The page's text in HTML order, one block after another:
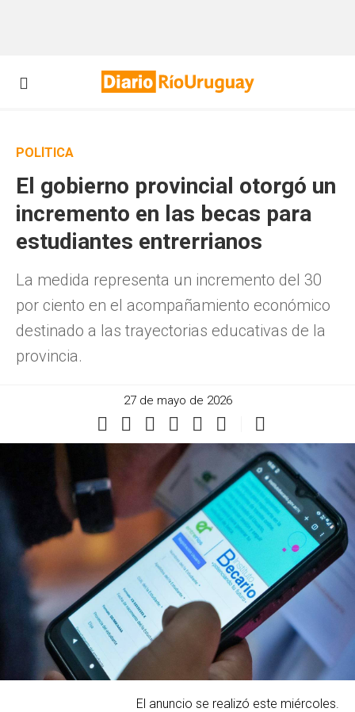
POLÍTICA
El gobierno provincial otorgó un
incremento en las becas para
estudiantes entrerrianos
La medida representa un incremento del 30
por ciento en el acompañamiento económico
destinado a las trayectorias educativas de la
provincia.
27 de mayo de 2026
El anuncio se realizó este miércoles.